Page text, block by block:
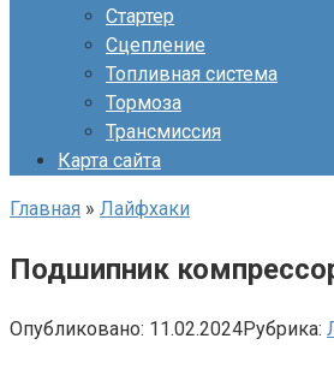
Стартер
Сцепление
Топливная система
Тормоза
Трансмиссия
Карта сайта
Главная » Лайфхаки
Подшипник
Опубликовано: 11.02.2024Рубрика: